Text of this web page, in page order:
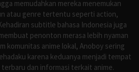
memudahkan mereka menemukan
atau genre tertentu seperti action,
subtitle bahasa Indonesia juga
penonton merasa lebih nyaman
komunitas anime lokal, Anoboy sering
karena keduanya menjadi tempat
dan informasi terkait anime.